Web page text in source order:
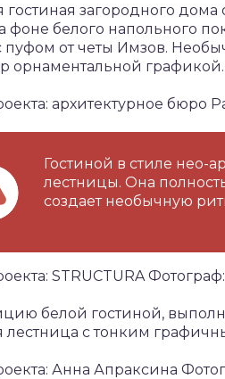
гостиная загородного
фоне белого напольного
пуфом от четы Имзов.
орнаментальной графикой.
архитектурное бюро
Гостиной в стиле нео-
лестницы. Она
создает необычную
STRUCTURA
белой гостиной,
лестница с тонким
Анна Апраксина